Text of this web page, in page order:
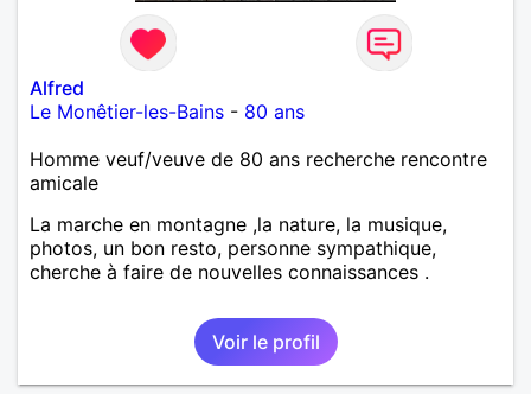
Alfred
Le Monêtier-les-Bains - 80 ans
Homme veuf/veuve de 80 ans recherche rencontre
amicale
La marche en montagne ,la nature, la musique,
photos, un bon resto, personne sympathique,
cherche à faire de nouvelles connaissances .
Voir le profil